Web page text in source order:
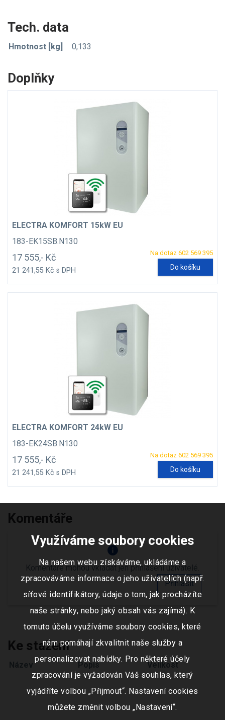
Tech. data
Hmotnost [kg] 0,133
Doplňky
ELECTRA KOMFORT 15kW EU
183-EK15SB.N130
Na dotaz 602 569 395
17 555,- Kč
21 241,55 Kč s DPH Do košíku
ELECTRA KOMFORT 24kW EU
183-EK24SB.N130
Na dotaz 602 569 395
17 555,- Kč
21 241,55 Kč s DPH Do košíku
Komentáře
info
Komentáře mohou vkládat jen přihlášení uživatelé.
Přihlásit
Ke stažení
Název Popis Velikost
Využíváme soubory cookies
Na našem webu získáváme, ukládáme a
zpracováváme informace o jeho uživatelích (např.
síťové identifikátory, údaje o tom, jak procházíte
naše stránky, nebo jaký obsah vás zajímá). K
tomuto účelu využíváme soubory cookies, které
nám pomáhají zkvalitnit naše služby a
personalizovat nabídky. Pro některé účely
zpracování je vyžadován Váš souhlas, který
vyjádříte volbou „Přijmout“. Nastavení cookies
můžete změnit volbou „Nastavení“.